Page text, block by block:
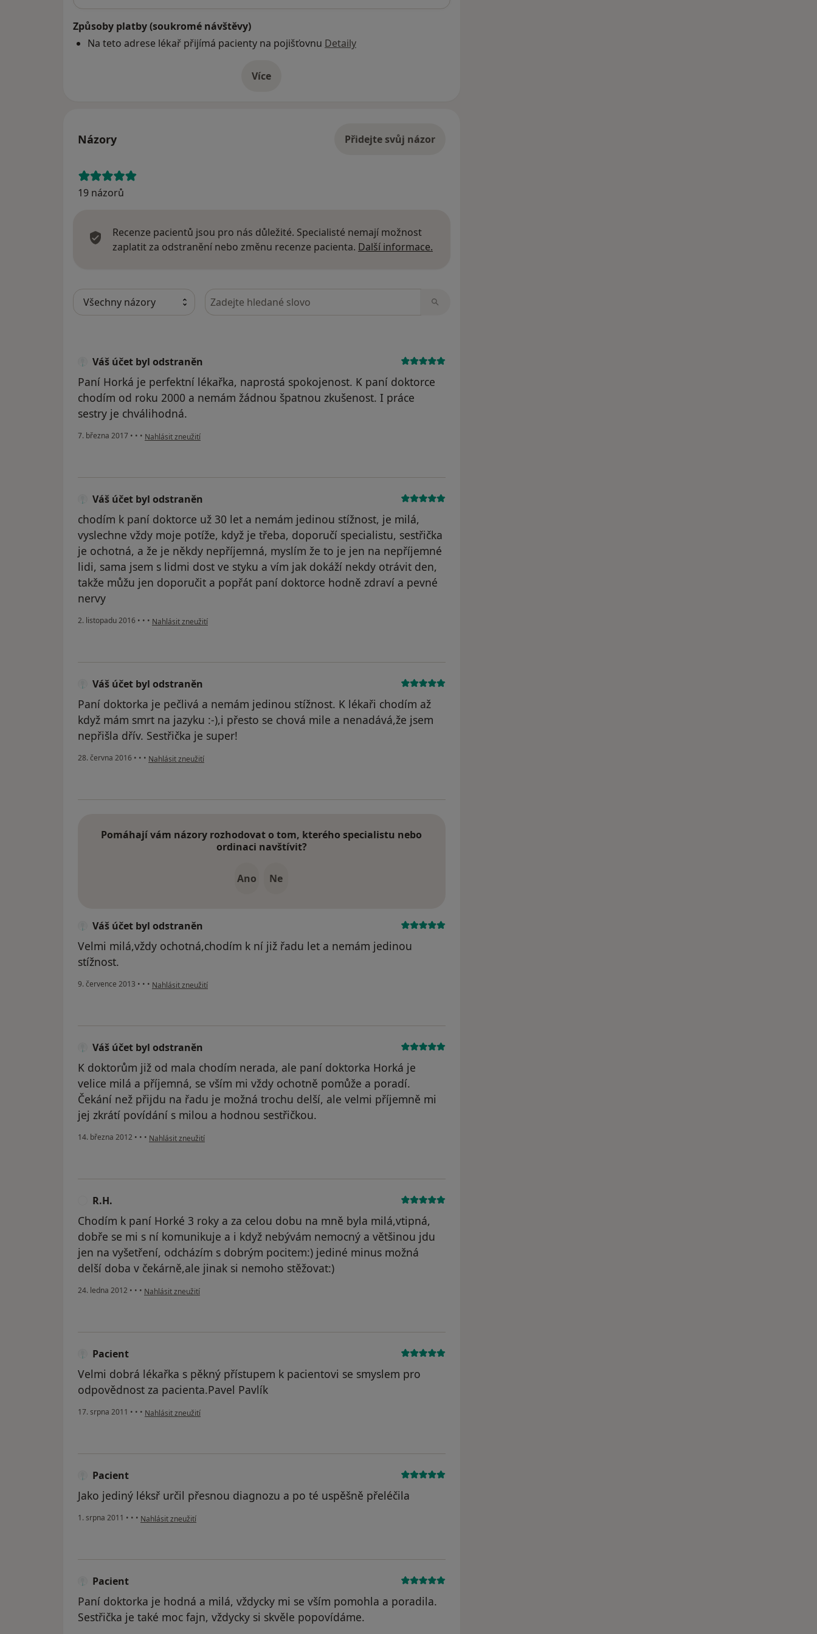
Způsoby platby (soukromé návštěvy)
Na teto adrese lékař přijímá pacienty na pojišťovnu Detaily
Víceo adrese
Názory Přidejte svůj názor
19 názorů
Recenze pacientů jsou pro nás důležité. Specialisté nemají možnost
zaplatit za odstranění nebo změnu recenze pacienta. Další informace.
Hledejte v názorech
Váš účet byl odstraněn
Paní Horká je perfektní lékařka, naprostá spokojenost. K paní doktorce
chodím od roku 2000 a nemám žádnou špatnou zkušenost. I práce
sestry je chválihodná.
7. března 2017 • • • podle názoru uživatele Váš účet byl odstraněn
Nahlásit zneužití
Váš účet byl odstraněn
chodím k paní doktorce už 30 let a nemám jedinou stížnost, je milá,
vyslechne vždy moje potíže, když je třeba, doporučí specialistu, sestřička
je ochotná, a že je někdy nepříjemná, myslím že to je jen na nepříjemné
lidi, sama jsem s lidmi dost ve styku a vím jak dokáží nekdy otrávit den,
takže můžu jen doporučit a popřát paní doktorce hodně zdraví a pevné
nervy
2. listopadu 2016 • • • podle názoru uživatele Váš účet byl odstraněn
Nahlásit zneužití
Váš účet byl odstraněn
Paní doktorka je pečlivá a nemám jedinou stížnost. K lékaři chodím až
když mám smrt na jazyku :-),i přesto se chová mile a nenadává,že jsem
nepřišla dřív. Sestřička je super!
28. června 2016 • • • podle názoru uživatele Váš účet byl odstraněn
Nahlásit zneužití
Pomáhají vám názory rozhodovat o tom, kterého specialistu nebo
ordinaci navštívit?
Ano Ne
Váš účet byl odstraněn
Velmi milá,vždy ochotná,chodím k ní již řadu let a nemám jedinou
stížnost.
9. července 2013 • • • podle názoru uživatele Váš účet byl odstraněn
Nahlásit zneužití
Váš účet byl odstraněn
K doktorům již od mala chodím nerada, ale paní doktorka Horká je
velice milá a příjemná, se vším mi vždy ochotně pomůže a poradí.
Čekání než přijdu na řadu je možná trochu delší, ale velmi příjemně mi
jej zkrátí povídání s milou a hodnou sestřičkou.
14. března 2012 • • • podle názoru uživatele Váš účet byl odstraněn
Nahlásit zneužití
R.H.
Chodím k paní Horké 3 roky a za celou dobu na mně byla milá,vtipná,
dobře se mi s ní komunikuje a i když nebývám nemocný a většinou jdu
jen na vyšetření, odcházím s dobrým pocitem:) jediné minus možná
delší doba v čekárně,ale jinak si nemoho stěžovat:)
24. ledna 2012 • • • podle názoru uživatele R.H.
Nahlásit zneužití
Pacient
Velmi dobrá lékařka s pěkný přístupem k pacientovi se smyslem pro
odpovědnost za pacienta.Pavel Pavlík
17. srpna 2011 • • • podle názoru uživatele Pacient
Nahlásit zneužití
Pacient
Jako jediný léksř určil přesnou diagnozu a po té uspěšně přeléčila
1. srpna 2011 • • • podle názoru uživatele Pacient
Nahlásit zneužití
Pacient
Paní doktorka je hodná a milá, vždycky mi se vším pomohla a poradila.
Sestřička je také moc fajn, vždycky si skvěle popovídáme.